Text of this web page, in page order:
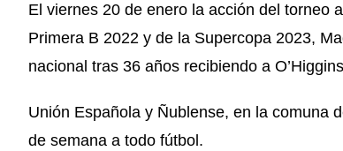
El viernes 20 de enero la acción del torneo
Primera B 2022 y de la Supercopa 2023,
nacional tras 36 años recibiendo a
Unión Española y Ñublense, en la comuna
de semana a todo fútbol.